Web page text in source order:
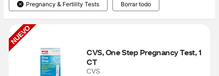
Pregnancy & Fertility Tests Borrar todo
NUEVO
CVS, One Step Pregnancy Test, 1
CT
CVS